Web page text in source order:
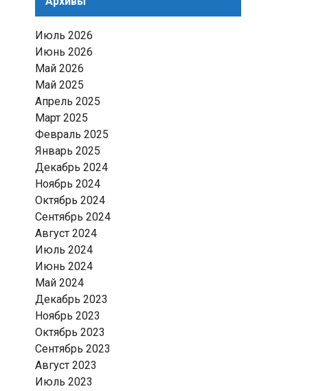
Июль 2026
Июнь 2026
Май 2026
Май 2025
Апрель 2025
Март 2025
Февраль 2025
Январь 2025
Декабрь 2024
Ноябрь 2024
Октябрь 2024
Сентябрь 2024
Август 2024
Июль 2024
Июнь 2024
Май 2024
Декабрь 2023
Ноябрь 2023
Октябрь 2023
Сентябрь 2023
Август 2023
Июль 2023